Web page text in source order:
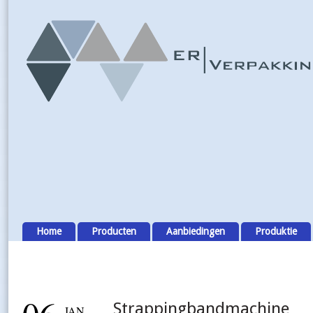
Home Producten Aanbiedingen Produktie
Strappingbandmachine